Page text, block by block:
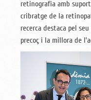
retinografia amb
cribratge de la
recerca destaca pel
precoç i la millora de